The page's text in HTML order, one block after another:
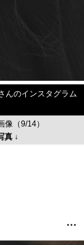
んのインスタグラム
（9/14）
真 ↓